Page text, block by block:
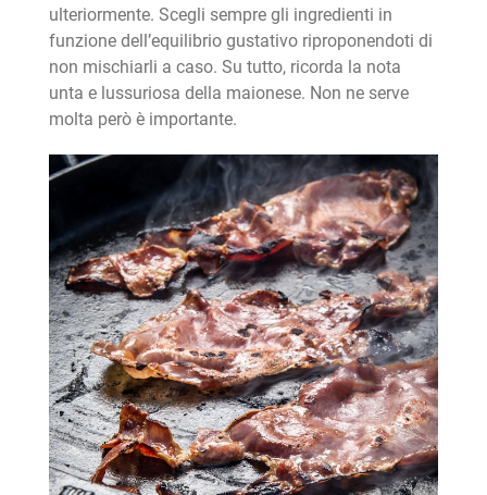
ulteriormente. Scegli sempre gli ingredienti in
funzione dell’equilibrio gustativo riproponendoti di
non mischiarli a caso. Su tutto, ricorda la nota
unta e lussuriosa della maionese. Non ne serve
molta però è importante.